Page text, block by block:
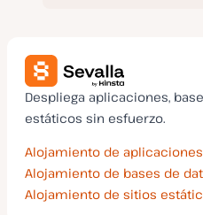
Despliega aplicaciones,
estáticos sin esfuerzo.
Alojamiento de aplicaciones
Alojamiento de bases de
Alojamiento de sitios